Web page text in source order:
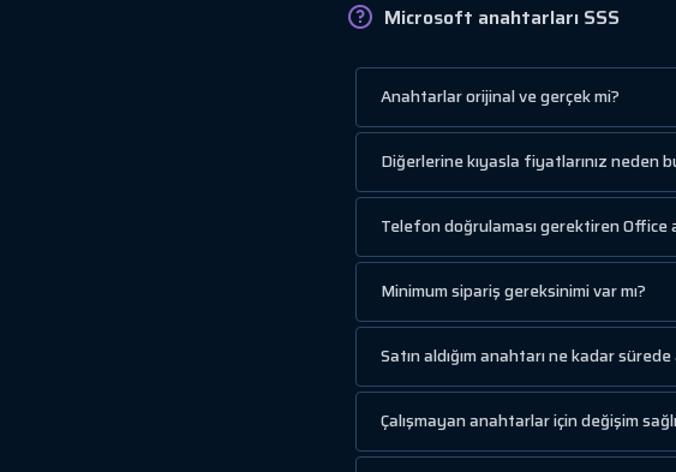
Microsoft anahtarları SSS
Anahtarlar orijinal ve gerçek mi?
Diğerlerine kıyasla fiyatlarınız neden
Telefon doğrulaması gerektiren Office
Minimum sipariş gereksinimi var mı?
Satın aldığım anahtarı ne kadar sürede
Çalışmayan anahtarlar için değişim